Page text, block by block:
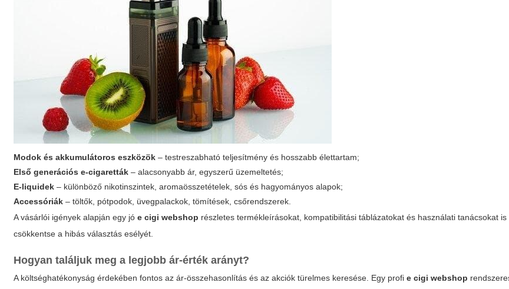
Modok és akkumulátoros eszközök – testreszabható teljesítmény és hosszabb élettartam;
Első generációs e-cigaretták – alacsonyabb ár, egyszerű üzemeltetés;
E-liquidek – különböző nikotinszintek, aromaösszetételek, sós és hagyományos alapok;
Accessóriák – töltők, pótpodok, üvegpalackok, tömítések, csőrendszerek.
A vásárlói igények alapján egy jóe cigi webshop részletes termékleírásokat, kompatibilitási táblázatokat és használati tanácsokat
csökkentse a hibás választás esélyét.
Hogyan találjuk meg a legjobb ár-érték arányt?
A költséghatékonyság érdekében fontos az ár-összehasonlítás és az akciók türelmes keresése. Egy profie cigi webshop